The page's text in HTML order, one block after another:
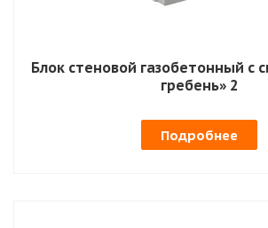
Блок стеновой газобетонный с
гребень» 2
Подробнее